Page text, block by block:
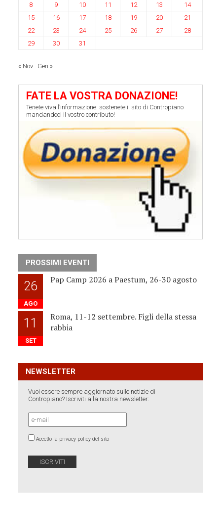
8
9 10 11 12 13
14
15
16 17 18 19 20
21
22
23 24 25 26 27
28
29
30 31
« Nov Gen »
FATE LA VOSTRA DONAZIONE!
Tenete viva l’informazione: sostenete il sito di Contropiano
mandandoci il vostro contributo!
PROSSIMI EVENTI
26
AGO
Pap Camp 2026 a Paestum, 26-30 agosto
11
SET
Roma, 11-12 settembre. Figli della stessa
rabbia
NEWSLETTER
Vuoi essere sempre aggiornato sulle notizie di
Contropiano? Iscriviti alla nostra newsletter:
Accetto la privacy policy del sito